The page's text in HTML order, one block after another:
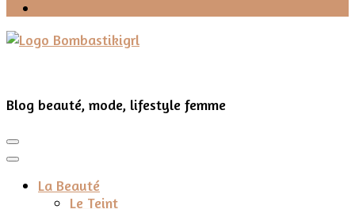
Blog beauté, mode, lifestyle femme
La Beauté
Le Teint